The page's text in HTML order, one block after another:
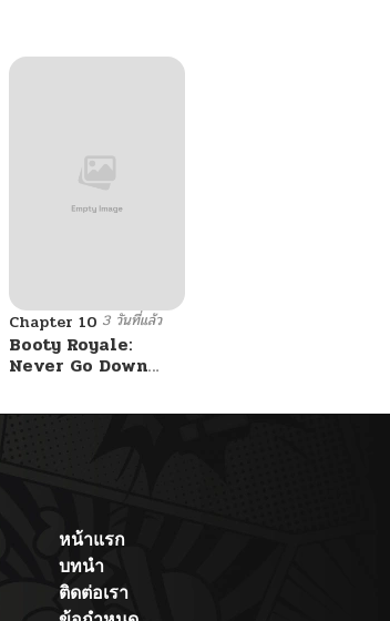
Chapter 10 3 วันที่แล้ว
Booty Royale:
Never Go Down
หน้าแรก
บทนำ
ติดต่อเรา